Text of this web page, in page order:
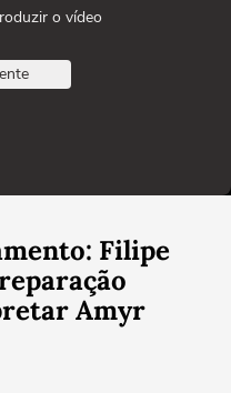
o vídeo
Filipe
Amyr